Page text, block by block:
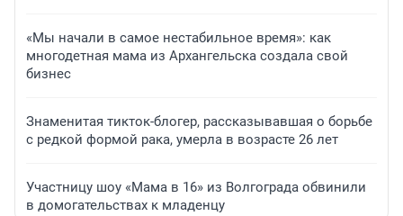
«Мы начали в самое нестабильное время»: как
многодетная мама из Архангельска создала свой
бизнес
Знаменитая тикток-блогер, рассказывавшая о борьбе
с редкой формой рака, умерла в возрасте 26 лет
Участницу шоу «Мама в 16» из Волгограда обвинили
в домогательствах к младенцу